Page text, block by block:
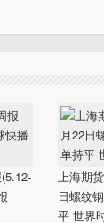
上海期
日螺纹
平 世界